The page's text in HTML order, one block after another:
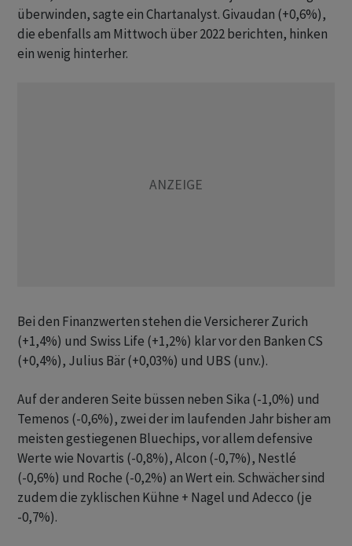
überwinden, sagte ein Chartanalyst. Givaudan (+0,6%),
die ebenfalls am Mittwoch über 2022 berichten, hinken
ein wenig hinterher.
Bei den Finanzwerten stehen die Versicherer Zurich
(+1,4%) und Swiss Life (+1,2%) klar vor den Banken CS
(+0,4%), Julius Bär (+0,03%) und UBS (unv.).
Auf der anderen Seite büssen neben Sika (-1,0%) und
Temenos (-0,6%), zwei der im laufenden Jahr bisher am
meisten gestiegenen Bluechips, vor allem defensive
Werte wie Novartis (-0,8%), Alcon (-0,7%), Nestlé
(-0,6%) und Roche (-0,2%) an Wert ein. Schwächer sind
zudem die zyklischen Kühne + Nagel und Adecco (je
-0,7%).